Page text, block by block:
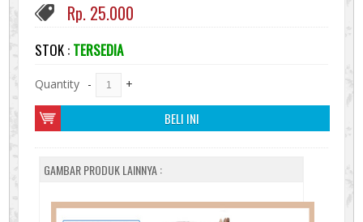
Rp. 25.000
STOK : TERSEDIA
Quantity - +
BELI INI
GAMBAR PRODUK LAINNYA :